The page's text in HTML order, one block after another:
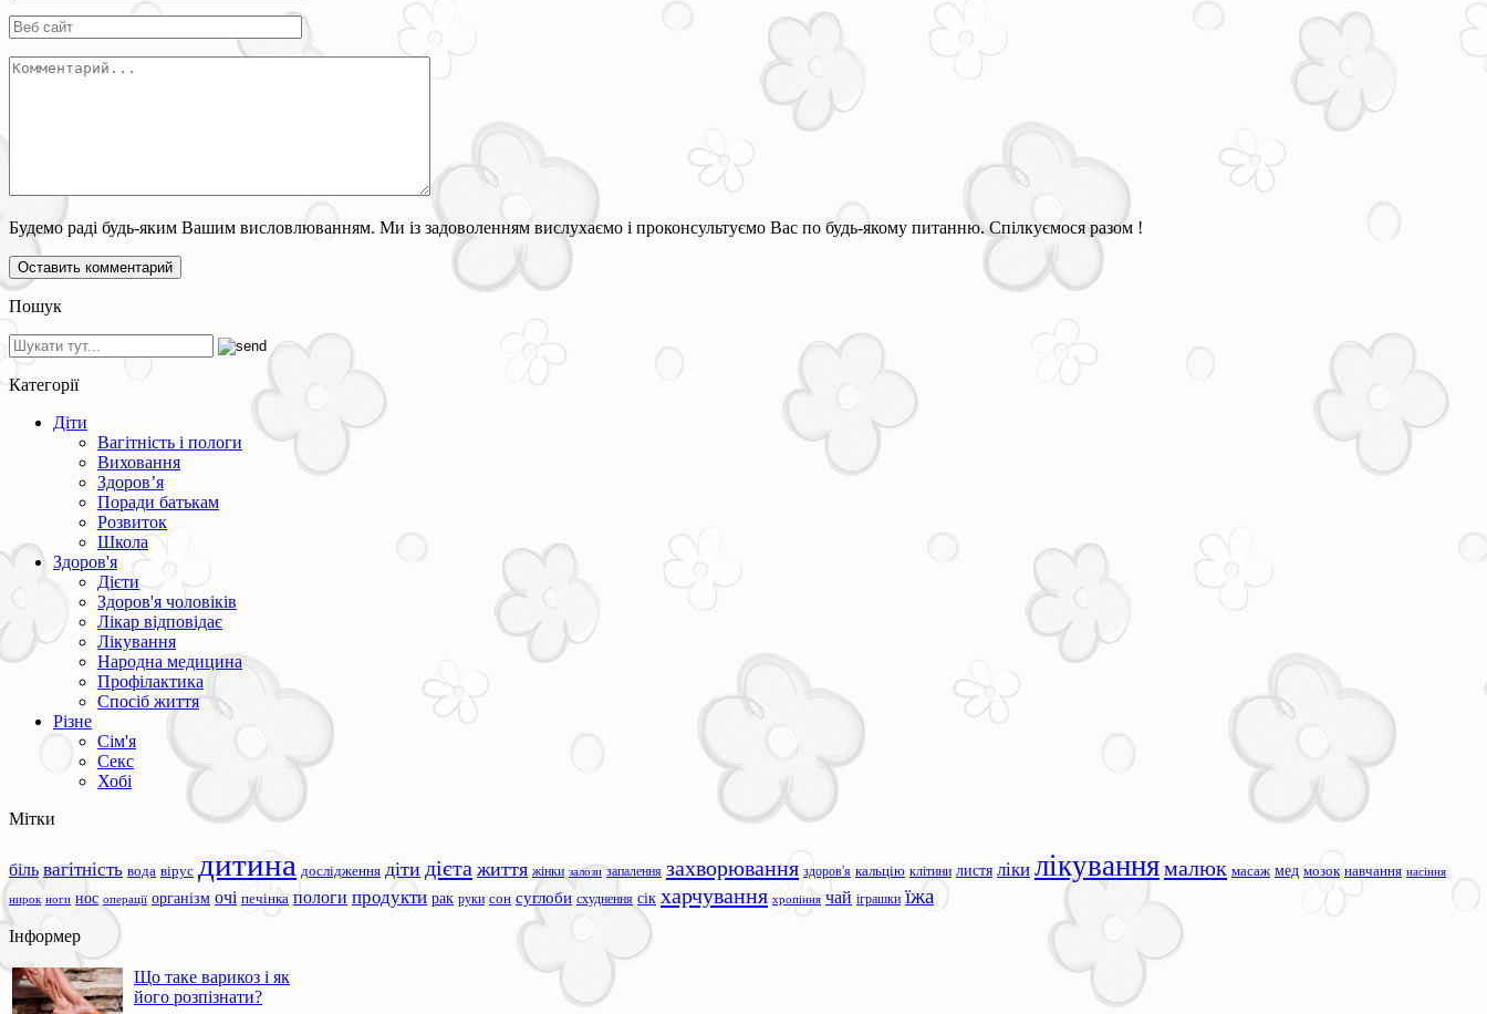
Будемо раді будь-яким Вашим висловлюванням. Ми із задоволенням вислухаємо і проконсультуємо Вас по будь-якому питанню. Спілкуємося разом !
Пошук
Категорії
Діти
Вагітність і пологи
Виховання
Здоров’я
Поради батькам
Розвиток
Школа
Здоров'я
Дієти
Здоров'я чоловіків
Лікар відповідає
Лікування
Народна медицина
Профілактика
Спосіб життя
Різне
Сім'я
Секс
Хобі
Мітки
біль вагітність вода вірус дитина дослідження діти дієта життя жінки залози запалення захворювання здоров'я кальцію клітини листя ліки лікуваннямалюк масаж мед мозок навчання насіння
нирок ноги нос операції організм очі печінка пологи продукти рак руки сон суглоби схуднення сік харчування хропіння чай іграшки їжа
Інформер
Що таке варикоз і як
його розпізнати?